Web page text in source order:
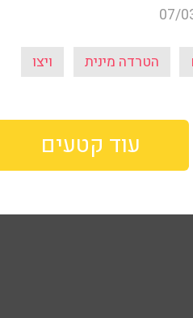
07/
הטרדה מינית ויצו
עוד קטעים